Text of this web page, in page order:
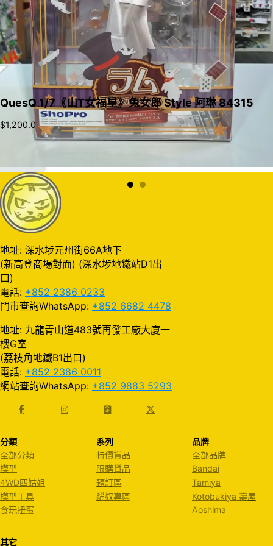
QuesQ 1/7《山T女福星》兔女郎 Style 阿琳 84315
$1,200.0
地址: 深水埗元州街66A地下
(新高登商場對面) (深水埗地鐵站D1出
口)
電話: +852 2386 0233
門市查詢WhatsApp: +852 6682 4478
地址: 九龍青山道483號再發工廠大廈一
樓G室
(荔枝角地鐵B1出口)
電話: +852 2386 0011
網站查詢WhatsApp: +852 9883 5293
分類
全部分類
模型
4WD四姑姐
模型工具
食玩扭蛋
系列
特價貨品
限購貨品
預訂區
貓奴專區
品牌
全部品牌
Bandai
Tamiya
Kotobukiya 壽屋
Aoshima
其它